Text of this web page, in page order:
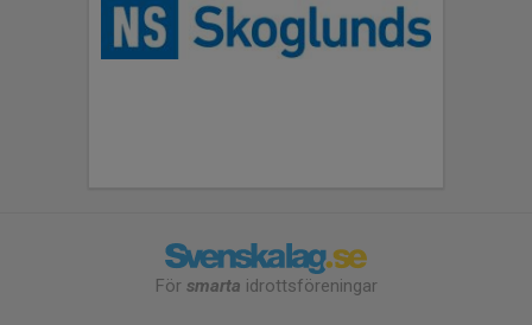
För smarta idrottsföreningar